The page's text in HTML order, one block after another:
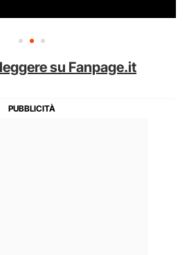
su Fanpage.it